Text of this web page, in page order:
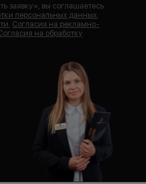
заявку», вы соглашаетесь
персональных данных
Согласия на рекламно-
на обработку